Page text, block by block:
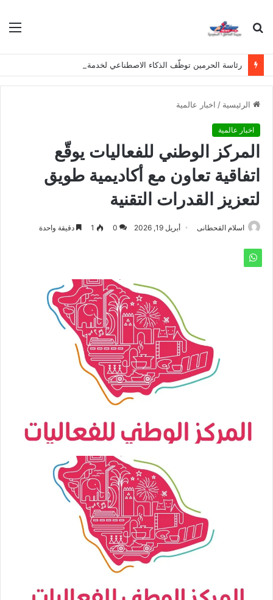
بحث
الرئيسية / اخبار عالمية
اخبار عالمية
المركز الوطني للفعاليات يوقّع
اتفاقية تعاون مع أكاديمية طويق
لتعزيز القدرات التقنية
اسلام القحطانى أبريل 19, 2026 0
1 دقيقة واحدة